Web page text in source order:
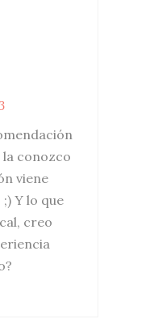
conozco
viene
Y lo que
creo